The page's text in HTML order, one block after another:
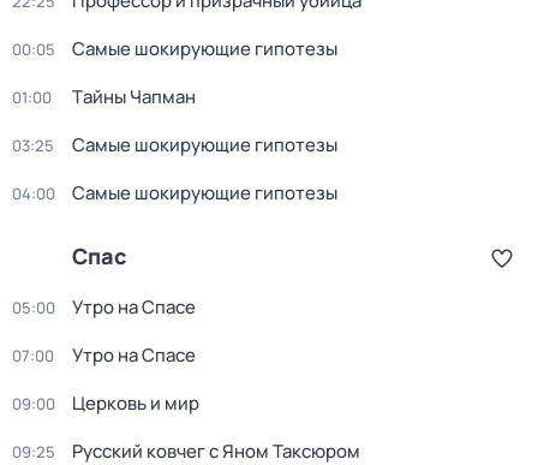
00:05 Самые шoкиpующие гипотезы
01:00 Тaйны Чапман
03:25 Самые шoкиpующие гипотезы
04:00 Самые шoкиpующие гипотезы
Спас
05:00 Утро на Спасе
07:00 Утро на Спасе
09:00 Церковь и мир
09:25 Русский ковчег с Яном Таксюром